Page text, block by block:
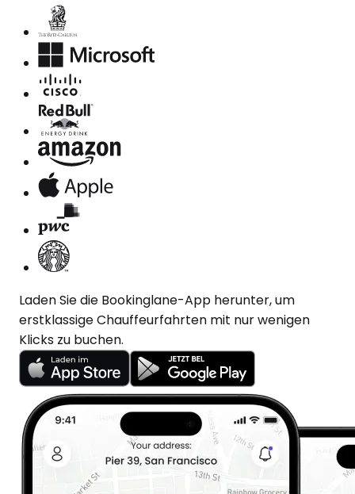
Laden Sie die Bookinglane-App herunter, um
erstklassige Chauffeurfahrten mit nur wenigen
Klicks zu buchen.